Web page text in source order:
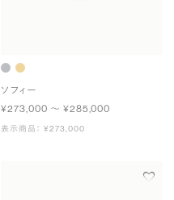
ソフィー
¥273,000 〜 ¥285,000
表示商品： ¥273,000